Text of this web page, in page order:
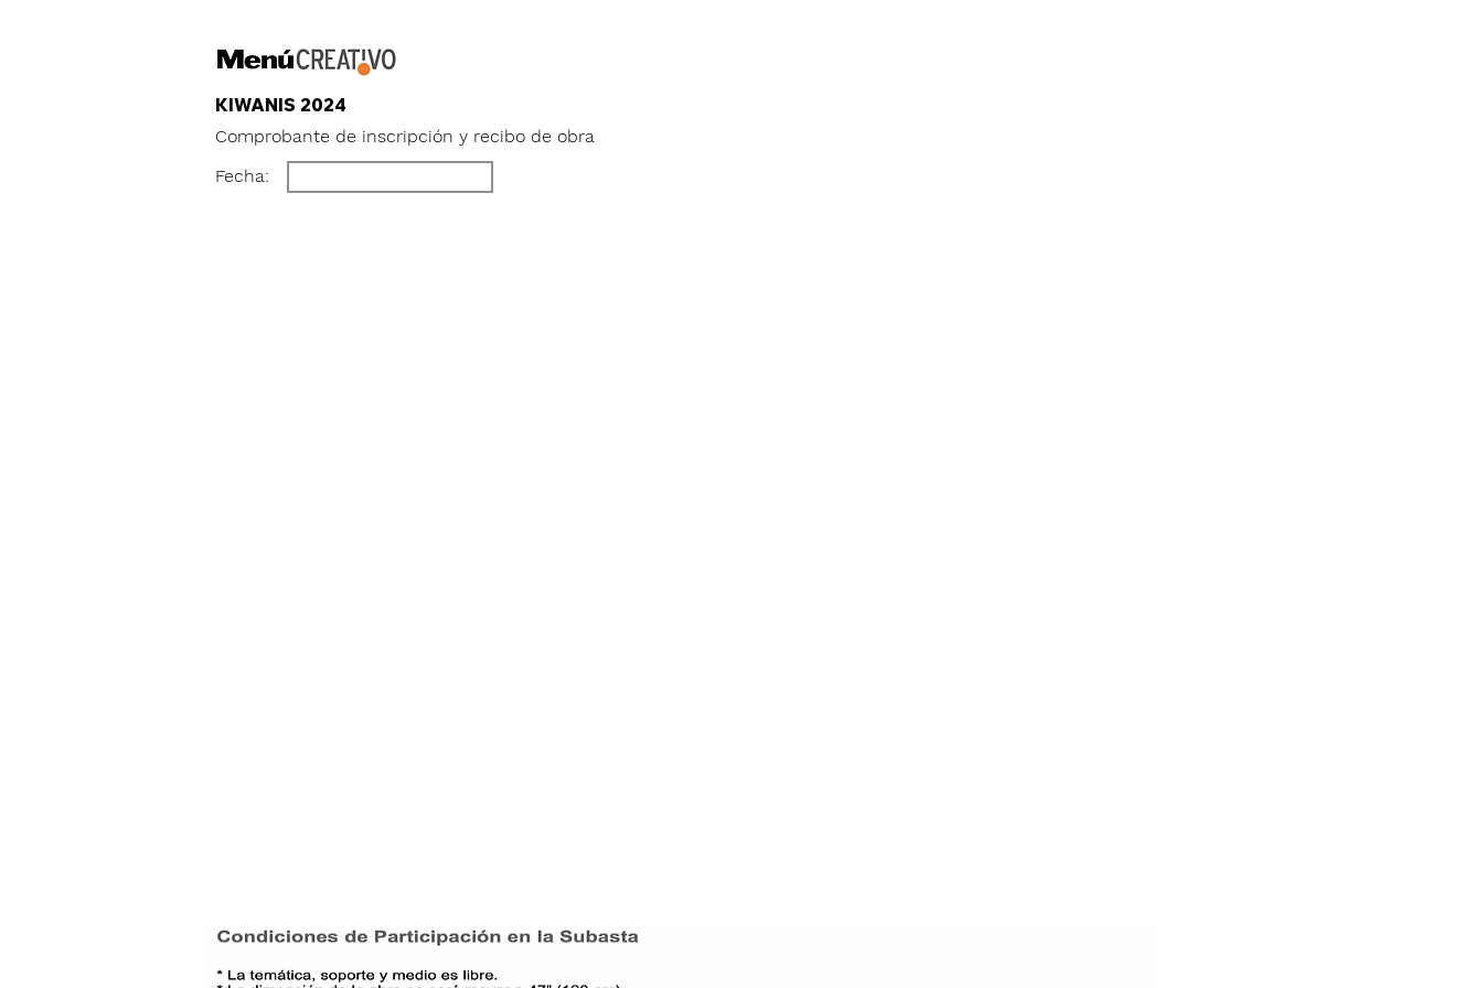
KIWANIS 2024
Comprobante de inscripción y recibo de obra
Fecha: